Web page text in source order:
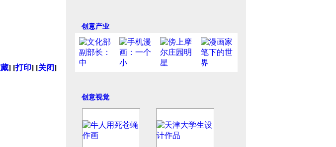
] [打印] [关闭]
创意产业
创意视觉